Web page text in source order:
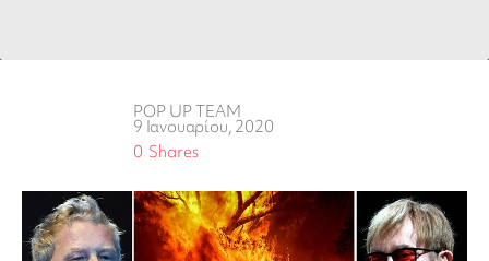
POP UP TEAM
9 Ιανουαρίου, 2020
Shares
0